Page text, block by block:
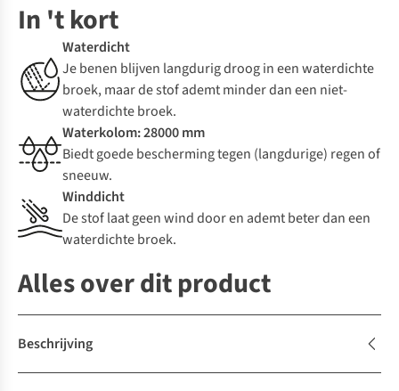
In 't kort
Waterdicht
Je benen blijven langdurig droog in een waterdichte
broek, maar de stof ademt minder dan een niet-
waterdichte broek.
Waterkolom: 28000 mm
Biedt goede bescherming tegen (langdurige) regen of
sneeuw.
Winddicht
De stof laat geen wind door en ademt beter dan een
waterdichte broek.
Alles over dit product
Beschrijving